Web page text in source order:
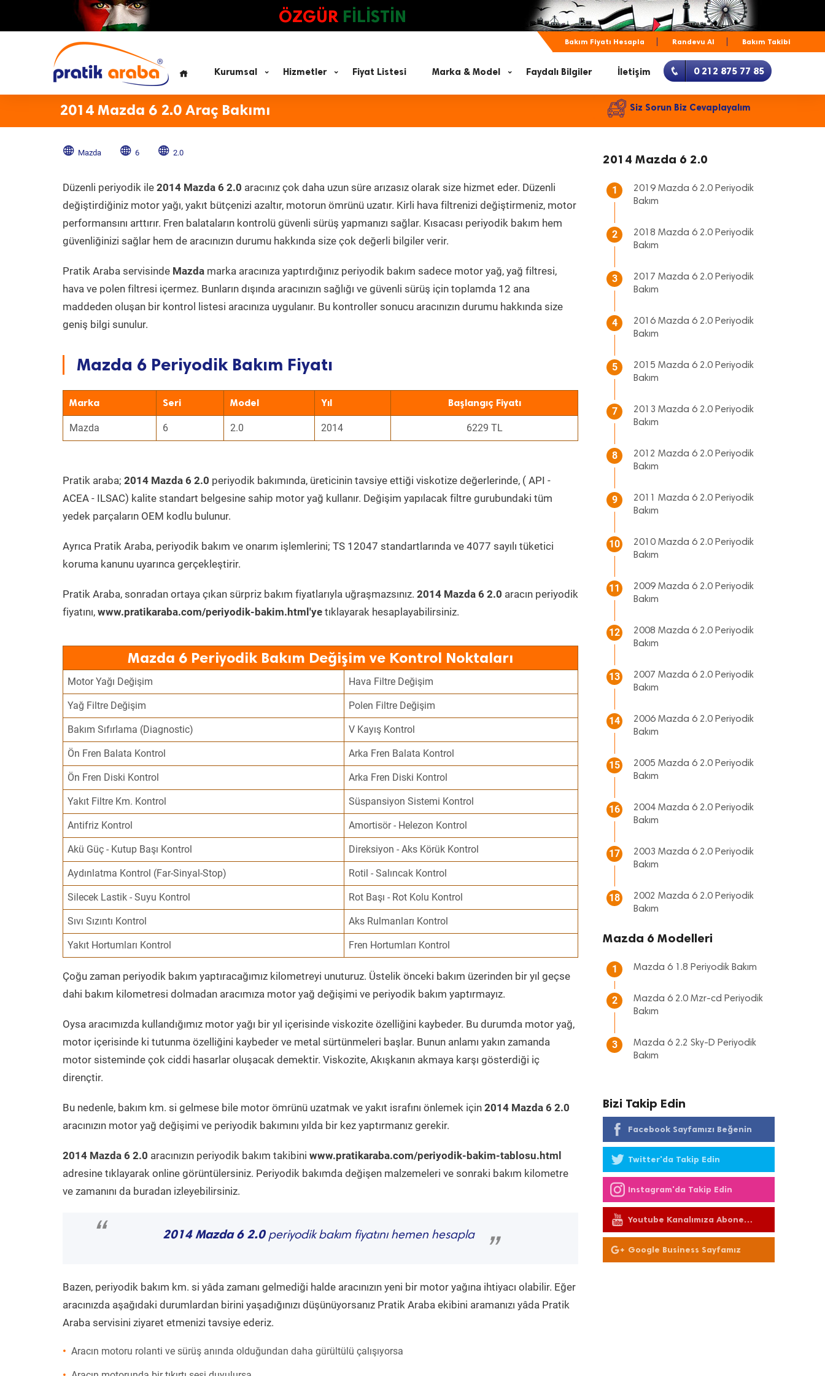
ÖZGÜR FİLİSTİN
Bakım Fiyatı Hesapla Randevu Al Bakım Takibi
Kurumsal Hizmetler Fiyat Listesi Marka & Model Faydalı Bilgiler İletişim 0 212 875 77 85
2014 Mazda 6 2.0 Araç Bakımı Siz Sorun Biz Cevaplayalım
Mazda 6 2.0
Düzenli periyodik ile 2014 Mazda 6 2.0 aracınız çok daha uzun süre arızasız olarak size hizmet eder. Düzenli
değiştirdiğiniz motor yağı, yakıt bütçenizi azaltır, motorun ömrünü uzatır. Kirli hava filtrenizi değiştirmeniz, motor
performansını arttırır. Fren balataların kontrolü güvenli sürüş yapmanızı sağlar. Kısacası periyodik bakım hem
güvenliğinizi sağlar hem de aracınızın durumu hakkında size çok değerli bilgiler verir.
Pratik Araba servisinde Mazda marka aracınıza yaptırdığınız periyodik bakım sadece motor yağ, yağ filtresi,
hava ve polen filtresi içermez. Bunların dışında aracınızın sağlığı ve güvenli sürüş için toplamda 12 ana
maddeden oluşan bir kontrol listesi aracınıza uygulanır. Bu kontroller sonucu aracınızın durumu hakkında size
geniş bilgi sunulur.
Mazda 6 Periyodik Bakım Fiyatı
Marka Seri Model Yıl Başlangıç Fiyatı
Mazda 6 2.0 2014 6229 TL
Pratik araba; 2014 Mazda 6 2.0 periyodik bakımında, üreticinin tavsiye ettiği viskotize değerlerinde, ( API -
ACEA - ILSAC) kalite standart belgesine sahip motor yağ kullanır. Değişim yapılacak filtre gurubundaki tüm
yedek parçaların OEM kodlu bulunur.
Ayrıca Pratik Araba, periyodik bakım ve onarım işlemlerini; TS 12047 standartlarında ve 4077 sayılı tüketici
koruma kanunu uyarınca gerçekleştirir.
Pratik Araba, sonradan ortaya çıkan sürpriz bakım fiyatlarıyla uğraşmazsınız. 2014 Mazda 6 2.0 aracın periyodik
fiyatını, www.pratikaraba.com/periyodik-bakim.html'ye tıklayarak hesaplayabilirsiniz.
Mazda 6 Periyodik Bakım Değişim ve Kontrol Noktaları
Motor Yağı Değişim Hava Filtre Değişim
Yağ Filtre Değişim Polen Filtre Değişim
Bakım Sıfırlama (Diagnostic) V Kayış Kontrol
Ön Fren Balata Kontrol Arka Fren Balata Kontrol
Ön Fren Diski Kontrol Arka Fren Diski Kontrol
Yakıt Filtre Km. Kontrol Süspansiyon Sistemi Kontrol
Antifriz Kontrol Amortisör - Helezon Kontrol
Akü Güç - Kutup Başı Kontrol Direksiyon - Aks Körük Kontrol
Aydınlatma Kontrol (Far-Sinyal-Stop) Rotil - Salıncak Kontrol
Silecek Lastik - Suyu Kontrol Rot Başı - Rot Kolu Kontrol
Sıvı Sızıntı Kontrol Aks Rulmanları Kontrol
Yakıt Hortumları Kontrol Fren Hortumları Kontrol
Çoğu zaman periyodik bakım yaptıracağımız kilometreyi unuturuz. Üstelik önceki bakım üzerinden bir yıl geçse
dahi bakım kilometresi dolmadan aracımıza motor yağ değişimi ve periyodik bakım yaptırmayız.
Oysa aracımızda kullandığımız motor yağı bir yıl içerisinde viskozite özelliğini kaybeder. Bu durumda motor yağ,
motor içerisinde ki tutunma özelliğini kaybeder ve metal sürtünmeleri başlar. Bunun anlamı yakın zamanda
motor sisteminde çok ciddi hasarlar oluşacak demektir. Viskozite, Akışkanın akmaya karşı gösterdiği iç
dirençtir.
Bu nedenle, bakım km. si gelmese bile motor ömrünü uzatmak ve yakıt israfını önlemek için 2014 Mazda 6 2.0
aracınızın motor yağ değişimi ve periyodik bakımını yılda bir kez yaptırmanız gerekir.
2014 Mazda 6 2.0 aracınızın periyodik bakım takibini www.pratikaraba.com/periyodik-bakim-tablosu.html
adresine tıklayarak online görüntülersiniz. Periyodik bakımda değişen malzemeleri ve sonraki bakım kilometre
ve zamanını da buradan izleyebilirsiniz.
“ 2014 Mazda 6 2.0periyodik bakım fiyatını hemen hesapla
”
Bazen, periyodik bakım km. si yâda zamanı gelmediği halde aracınızın yeni bir motor yağına ihtiyacı olabilir. Eğer
aracınızda aşağıdaki durumlardan birini yaşadığınızı düşünüyorsanız Pratik Araba ekibini aramanızı yâda Pratik
Araba servisini ziyaret etmenizi tavsiye ederiz.
Aracın motoru rolanti ve sürüş anında olduğundan daha gürültülü çalışıyorsa
2014 Mazda 6 2.0
1
2019 Mazda 6 2.0 Periyodik
Bakım
2
2018 Mazda 6 2.0 Periyodik
Bakım
3
2017 Mazda 6 2.0 Periyodik
Bakım
4
2016 Mazda 6 2.0 Periyodik
Bakım
5
2015 Mazda 6 2.0 Periyodik
Bakım
7
2013 Mazda 6 2.0 Periyodik
Bakım
8
2012 Mazda 6 2.0 Periyodik
Bakım
9
2011 Mazda 6 2.0 Periyodik
Bakım
10
2010 Mazda 6 2.0 Periyodik
Bakım
11
2009 Mazda 6 2.0 Periyodik
Bakım
12
2008 Mazda 6 2.0 Periyodik
Bakım
13
2007 Mazda 6 2.0 Periyodik
Bakım
14
2006 Mazda 6 2.0 Periyodik
Bakım
15
2005 Mazda 6 2.0 Periyodik
Bakım
16
2004 Mazda 6 2.0 Periyodik
Bakım
17
2003 Mazda 6 2.0 Periyodik
Bakım
18
2002 Mazda 6 2.0 Periyodik
Bakım
Mazda 6 Modelleri
1 Mazda 6 1.8 Periyodik Bakım
2
Mazda 6 2.0 Mzr-cd Periyodik
Bakım
3
Mazda 6 2.2 Sky-D Periyodik
Bakım
Bizi Takip Edin
Facebook Sayfamızı Beğenin
Twitter'da Takip Edin
Instagram'da Takip Edin
Youtube Kanalımıza Abone
Olun
Google Business Sayfamız